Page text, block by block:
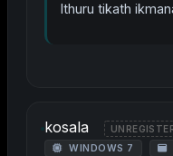
Ithuru tikath
kosala
WINDOWS 7